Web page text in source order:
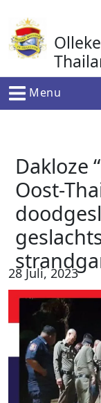
naar
de
inhoud
In Thailand
Menu
Dakloze
Oost-
28 Juli, 2023